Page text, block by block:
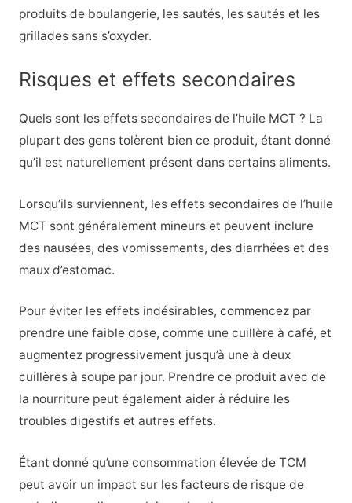
produits de boulangerie, les sautés, les sautés et les
grillades sans s’oxyder.
Risques et effets secondaires
Quels sont les effets secondaires de l’huile MCT ? La
plupart des gens tolèrent bien ce produit, étant donné
qu’il est naturellement présent dans certains aliments.
Lorsqu’ils surviennent, les effets secondaires de l’huile
MCT sont généralement mineurs et peuvent inclure
des nausées, des vomissements, des diarrhées et des
maux d’estomac.
Pour éviter les effets indésirables, commencez par
prendre une faible dose, comme une cuillère à café, et
augmentez progressivement jusqu’à une à deux
cuillères à soupe par jour. Prendre ce produit avec de
la nourriture peut également aider à réduire les
troubles digestifs et autres effets.
Étant donné qu’une consommation élevée de TCM
peut avoir un impact sur les facteurs de risque de